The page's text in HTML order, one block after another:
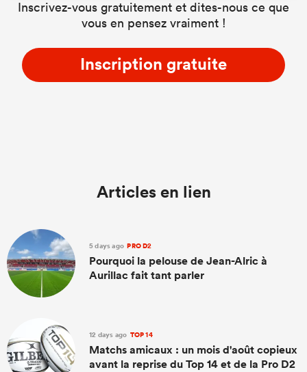
Inscrivez-vous gratuitement et dites-nous ce que
vous en pensez vraiment !
Inscription gratuite
Articles en lien
5 days ago PRO D2
Pourquoi la pelouse de Jean-Alric à
Aurillac fait tant parler
12 days ago TOP 14
Matchs amicaux : un mois d'août copieux
avant la reprise du Top 14 et de la Pro D2